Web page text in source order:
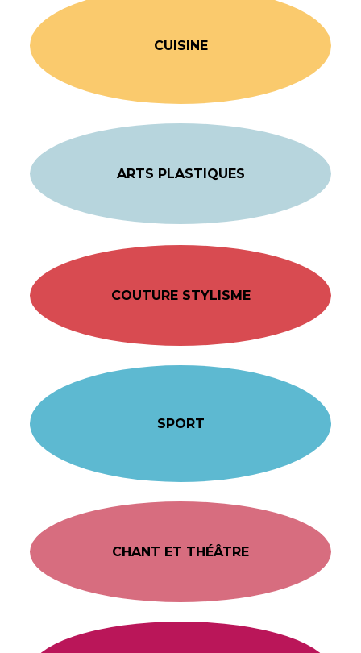
CUISINE
ARTS PLASTIQUES
COUTURE STYLISME
SPORT
CHANT ET THÉÂTRE